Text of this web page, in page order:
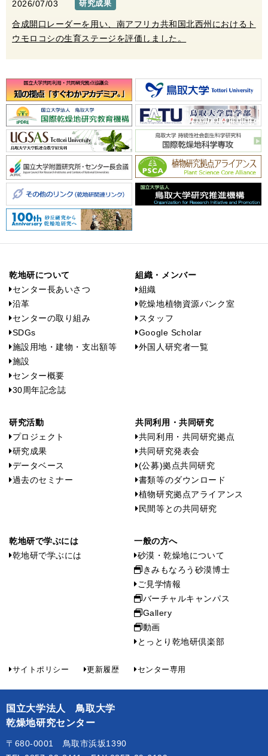
2026/07/03 研究成果
合成開口レーダーを用い、南アフリカ共和国北西州におけるト
ウモロコシの生育ステージを評価しました。
乾地研について
センター長あいさつ
沿革
センターの取り組み
SDGs
施設用地・建物・支出額等
施設
センター概要
30周年記念誌
組織・メンバー
組織
乾燥地植物資源バンク室
スタッフ
Google Scholar
外国人研究者一覧
研究活動
プロジェクト
研究成果
データベース
過去のセミナー
共同利用・共同研究
共同利用・共同研究拠点
共同研究発表会
(公募)拠点共同研究
書類等のダウンロード
植物研究拠点アライアンス
民間等との共同研究
乾地研で学ぶには
乾地研で学ぶには
一般の方へ
砂漠・乾燥地について
きみもなろう砂漠博士
ご見学情報
バーチャルキャンパス
Gallery
動画
とっとり乾地研倶楽部
サイトポリシー 更新履歴 センター専用
国立大学法人 鳥取大学
乾燥地研究センター
〒680-0001 鳥取市浜坂1390